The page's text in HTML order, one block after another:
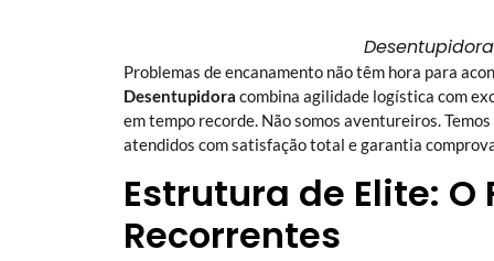
Problemas de encanamento não têm hora para
Desentupidora combina agilidade logística com
em tempo recorde. Não somos aventureiros.
atendidos com satisfação total e garantia
Estrutura de Elite:
Recorrentes